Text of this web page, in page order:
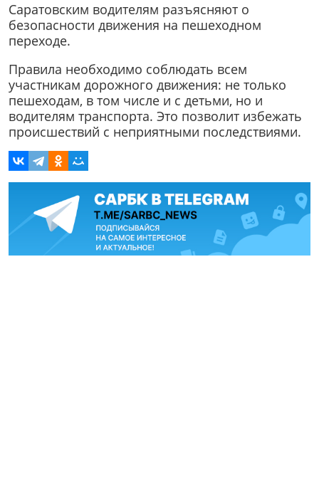
Саратовским водителям разъясняют о
безопасности движения на пешеходном
переходе.
Правила необходимо соблюдать всем
участникам дорожного движения: не только
пешеходам, в том числе и с детьми, но и
водителям транспорта. Это позволит избежать
происшествий с неприятными последствиями.